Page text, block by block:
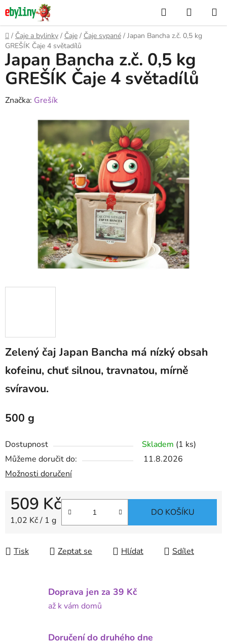
Přejít
na
obsah
Hledat
KOŠÍK
Domů
/ Čaje a bylinky / Čaje / Čaje sypané / Japan Bancha z.č. 0,5 kg
GREŠÍK Čaje 4 světadílů
Zelený čaj Japan Bancha má nízký obsah
kofeinu, chuť silnou, travnatou, mírně
svíravou.
500 g
Dostupnost Skladem (1 ks)
Můžeme doručit do:
11.8.2026
Možnosti doručení
509 Kč
Měrná cena:
1,02 Kč / 1 g
DO KOŠÍKU
Tisk Zeptat se Hlídat Sdílet
Japan Bancha z.č. 0,5 kg
GREŠÍK Čaje 4 světadílů
Značka: Grešík
Doprava jen za 39 Kč
až k vám domů
Doručení do druhého dne